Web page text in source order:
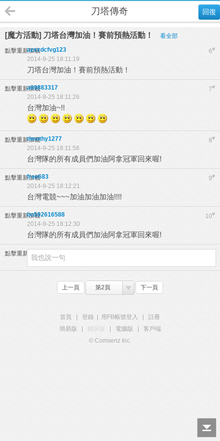
回復
刀塔傳奇
[魔方活動] 刀塔台灣加油！賽前預熱活動！ 看全部
點擊重新加載 6#
azsxdcfvg123
2014-9-25 18:11:19
刀塔台灣加油！賽前預熱活動！
點擊重新加載 7#
a89883317
2014-9-25 18:11:26
台灣加油~!!
點擊重新加載 8#
timothy1277
2014-9-25 18:11:56
台灣隊的所有成員們加油阿拿冠軍回來喔!
點擊重新加載 9#
free683
2014-9-25 18:12:21
台灣電競~~~加油加油加油!!!!
點擊重新加載 10#
bo592616588
2014-9-25 18:12:30
台灣隊的所有成員們加油阿拿冠軍回來喔!
點擊重新加載
上一頁 第2頁 下一頁
首頁 登錄 用FB帳號登入
註冊
簡易版
觸屏版 電腦版
客戶端
© Comsenz Inc.